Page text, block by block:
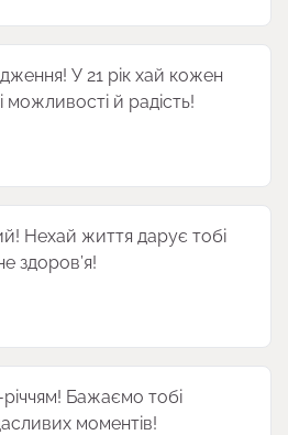
У 21 рік хай кожен
й радість!
Нехай життя дарує тобі
здоров’я!
Бажаємо тобі
моментів!